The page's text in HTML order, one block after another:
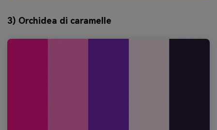
3) Orchidea di caramelle